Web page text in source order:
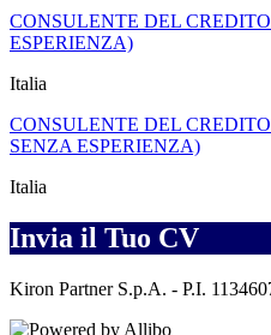
CONSULENTE DEL
ESPERIENZA)
Italia
CONSULENTE DEL
SENZA ESPERIENZA)
Italia
Invia il Tuo CV
Kiron Partner S.p.A. - P.I.